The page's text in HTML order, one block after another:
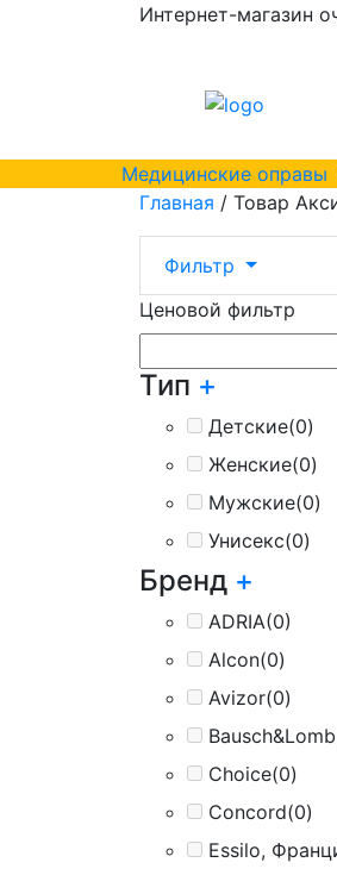
Интернет-магазин
Медицинские оправы
Главная / Товар
Фильтр
Ценовой фильтр
Тип +
Детские(0)
Женские(0)
Мужские(0)
Унисекс(0)
Бренд +
ADRIA(0)
Alcon(0)
Avizor(0)
Bausch&Lomb
Choice(0)
Concord(0)
Essilo,